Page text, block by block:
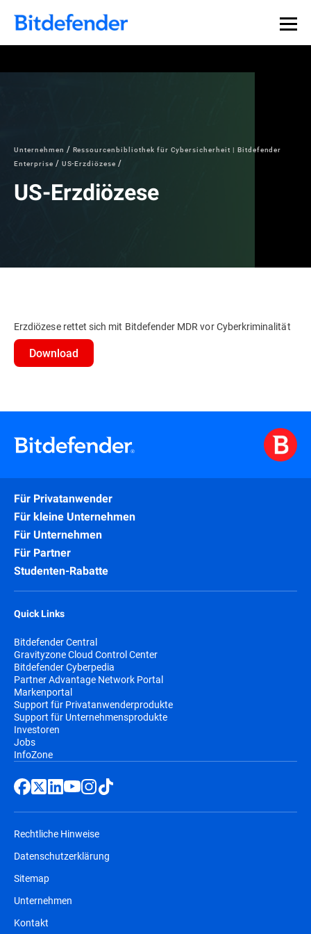
Datensouveränität in der Cybersicherheit: Live-Webinar,
30. Juli. Jetzt registrieren >>
Unternehmen
Ressourcenbibliothek für Cybersicherheit | Bitdefender
Enterprise
US-Erzdiözese
US-Erzdiözese
Erzdiözese rettet sich mit Bitdefender MDR vor Cyberkriminalität
Download
Für Privatanwender
Für kleine Unternehmen
Für Unternehmen
Für Partner
Studenten-Rabatte
Quick Links
Bitdefender Central
Gravityzone Cloud Control Center
Bitdefender Cyberpedia
Partner Advantage Network Portal
Markenportal
Support für Privatanwenderprodukte
Support für Unternehmensprodukte
Investoren
Jobs
InfoZone
Rechtliche Hinweise
Datenschutzerklärung
Sitemap
Unternehmen
Kontakt